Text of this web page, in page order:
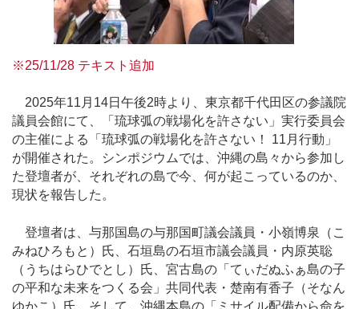
※25/11/28 テキスト追加
2025年11月14日午後2時より、東京都千代田区の参議院
議員会館にて、「琉球弧の戦場化を許さない」実行委員会
の主催による「琉球弧の戦場化を許さない！ 11月行動」
が開催された。シンポジウムでは、沖縄の島々から参加し
た登壇者が、それぞれの島で今、何が起こっているのか、
現状を報告した。
登壇者は、与那国島の与那国町議会議員・小嶺博泉（こ
みねひろもと）氏、石垣島の石垣市議会議員・内原英聡
（うちはらひでとし）氏、宮古島の「てぃだぬふぁ島の子
の平和な未来をつくる会」共同代表・楚南有香子（そなん
ゆかこ）氏、そして、沖縄本島の「ミサイル配備から命を